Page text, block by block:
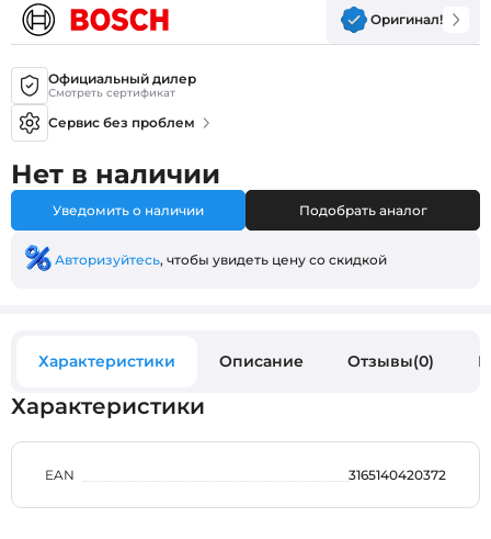
Оригинал!
Официальный дилер
Смотреть сертификат
Сервис без проблем
Нет в наличии
Уведомить о наличии Подобрать аналог
Авторизуйтесь, чтобы увидеть цену со скидкой
Характеристики Описание Отзывы(0)
Характеристики
EAN 3165140420372